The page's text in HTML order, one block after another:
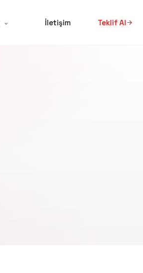
İletişim Teklif Al